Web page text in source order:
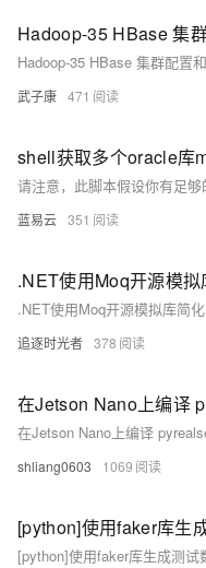
武子康 471
shell获取多个oracle库
蓝易云 351
.NET使用Moq开源模
.NET使用Moq开源模拟库简
追逐时光者 378
在Jetson Nano上编译
shliang0603 1069
[python]使用faker库生
[python]使用faker库生成测试